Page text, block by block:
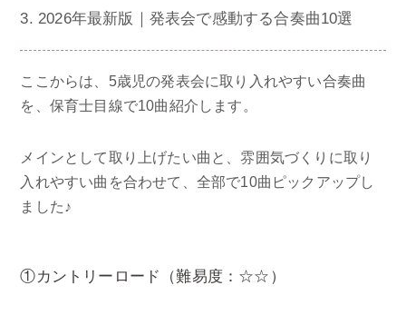
3. 2026年最新版｜発表会で感動する合奏曲10選
ここからは、5歳児の発表会に取り入れやすい合奏曲
を、保育士目線で10曲紹介します。
メインとして取り上げたい曲と、雰囲気づくりに取り
入れやすい曲を合わせて、全部で10曲ピックアップし
ました♪
①カントリーロード（難易度：☆☆）